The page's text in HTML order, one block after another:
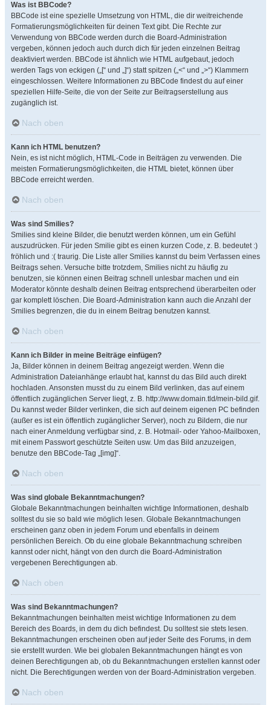
Was ist BBCode?
BBCode ist eine spezielle Umsetzung von HTML, die dir weitreichende
Formatierungsmöglichkeiten für deinen Text gibt. Die Rechte zur
Verwendung von BBCode werden durch die Board-Administration
vergeben, können jedoch auch durch dich für jeden einzelnen Beitrag
deaktiviert werden. BBCode ist ähnlich wie HTML aufgebaut, jedoch
werden Tags von eckigen („[“ und „]“) statt spitzen („<“ und „>“) Klammern
eingeschlossen. Weitere Informationen zu BBCode findest du auf einer
speziellen Hilfe-Seite, die von der Seite zur Beitragserstellung aus
zugänglich ist.
Nach oben
Kann ich HTML benutzen?
Nein, es ist nicht möglich, HTML-Code in Beiträgen zu verwenden. Die
meisten Formatierungsmöglichkeiten, die HTML bietet, können über
BBCode erreicht werden.
Nach oben
Was sind Smilies?
Smilies sind kleine Bilder, die benutzt werden können, um ein Gefühl
auszudrücken. Für jeden Smilie gibt es einen kurzen Code, z. B. bedeutet :)
fröhlich und :( traurig. Die Liste aller Smilies kannst du beim Verfassen eines
Beitrags sehen. Versuche bitte trotzdem, Smilies nicht zu häufig zu
benutzen, sie können einen Beitrag schnell unlesbar machen und ein
Moderator könnte deshalb deinen Beitrag entsprechend überarbeiten oder
gar komplett löschen. Die Board-Administration kann auch die Anzahl der
Smilies begrenzen, die du in einem Beitrag benutzen kannst.
Nach oben
Kann ich Bilder in meine Beiträge einfügen?
Ja, Bilder können in deinem Beitrag angezeigt werden. Wenn die
Administration Dateianhänge erlaubt hat, kannst du das Bild auch direkt
hochladen. Ansonsten musst du zu einem Bild verlinken, das auf einem
öffentlich zugänglichen Server liegt, z. B. http://www.domain.tld/mein-bild.gif.
Du kannst weder Bilder verlinken, die sich auf deinem eigenen PC befinden
(außer es ist ein öffentlich zugänglicher Server), noch zu Bildern, die nur
nach einer Anmeldung verfügbar sind, z. B. Hotmail- oder Yahoo-Mailboxen,
mit einem Passwort geschützte Seiten usw. Um das Bild anzuzeigen,
benutze den BBCode-Tag „[img]“.
Nach oben
Was sind globale Bekanntmachungen?
Globale Bekanntmachungen beinhalten wichtige Informationen, deshalb
solltest du sie so bald wie möglich lesen. Globale Bekanntmachungen
erscheinen ganz oben in jedem Forum und ebenfalls in deinem
persönlichen Bereich. Ob du eine globale Bekanntmachung schreiben
kannst oder nicht, hängt von den durch die Board-Administration
vergebenen Berechtigungen ab.
Nach oben
Was sind Bekanntmachungen?
Bekanntmachungen beinhalten meist wichtige Informationen zu dem
Bereich des Boards, in dem du dich befindest. Du solltest sie stets lesen.
Bekanntmachungen erscheinen oben auf jeder Seite des Forums, in dem
sie erstellt wurden. Wie bei globalen Bekanntmachungen hängt es von
deinen Berechtigungen ab, ob du Bekanntmachungen erstellen kannst oder
nicht. Die Berechtigungen werden von der Board-Administration vergeben.
Nach oben